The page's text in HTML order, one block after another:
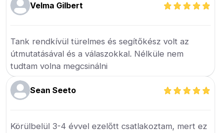
Velma Gilbert
Tank rendkívül türelmes és segítőkész volt az
útmutatásával és a válaszokkal. Nélküle nem
tudtam volna megcsinálni
Sean Seeto
Körülbelül 3-4 évvel ezelőtt csatlakoztam, mert ez